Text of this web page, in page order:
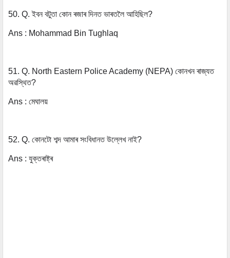
50. Q. ইবন বটুতা কোন ৰজাৰ দিনত ভাৰতলৈ আহিছিল?
Ans : Mohammad Bin Tughlaq
51. Q. North Eastern Police Academy (NEPA) কোনখন ৰাজ্যত
অৱস্থিত?
Ans : মেঘালয়
52. Q. কোনটো শব্দ আমাৰ সংবিধানত উল্লেখ নাই?
Ans : যুক্তৰাষ্ট্ৰ